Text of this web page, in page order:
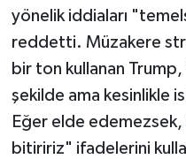
yönelik iddiaları
reddetti. Müzakere
bir ton kullanan
şekilde ama kesinlikle
Eğer elde
bitiririz" ifadelerini